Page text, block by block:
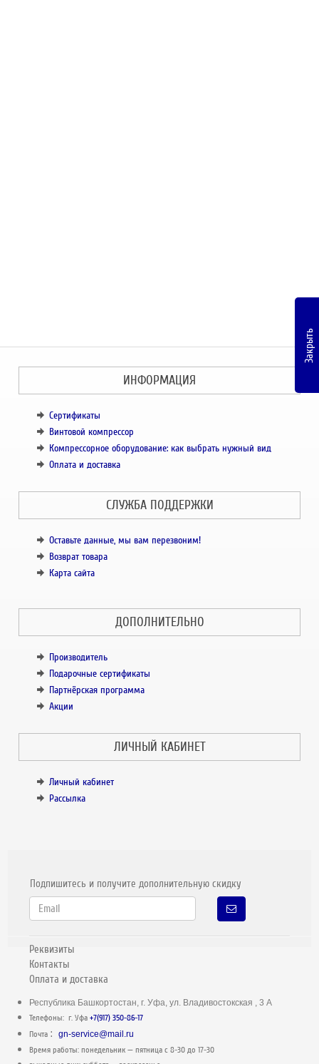
ИНФОРМАЦИЯ
Сертификаты
Винтовой компрессор
Компрессорное оборудование: как выбрать нужный вид
Оплата и доставка
СЛУЖБА ПОДДЕРЖКИ
Оставьте данные, мы вам перезвоним!
Возврат товара
Карта сайта
ДОПОЛНИТЕЛЬНО
Производитель
Подарочные сертификаты
Партнёрская программа
Акции
ЛИЧНЫЙ КАБИНЕТ
Личный кабинет
Рассылка
Подпишитесь и получите дополнительную скидку
Реквизиты
Контакты
Оплата и доставка
Республика Башкортостан, г. Уфа, ул. Владивостокская , 3 А
Телефоны: г. Уфа+7(917) 350-86-17
Почта :gn-service@mail.ru
Время работы: понедельник — пятница c 8-30 до 17-30
Закрыть